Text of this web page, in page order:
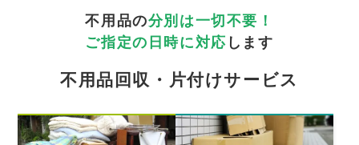
不用品の分別は一切不要！
ご指定の日時に対応 します
不用品回収・片付けサービス